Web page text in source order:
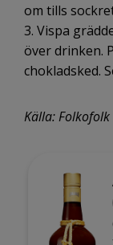
om tills
3. Vispa
över drinken.
chokladsked.
Källa: Folkofolk